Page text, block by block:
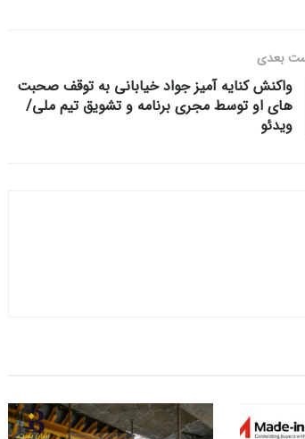
بعدی
واکنش کنایه آمیز جواد خیابانی به توقف صحبت
های او توسط مجری برنامه و تشویق تیم ملی/
ویدئو